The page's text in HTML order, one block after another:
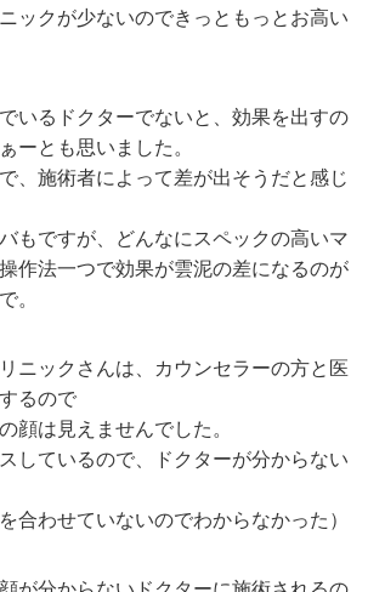
ックが少ないのできっともっとお高い
いるドクターでないと、効果を出すの
ーとも思いました。
、施術者によって差が出そうだと感じ
もですが、どんなにスペックの高いマ
作法一つで効果が雲泥の差になるのが
。
ニックさんは、カウンセラーの方と医
るので
顔は見えませんでした。
しているので、ドクターが分からない
合わせていないのでわからなかった）